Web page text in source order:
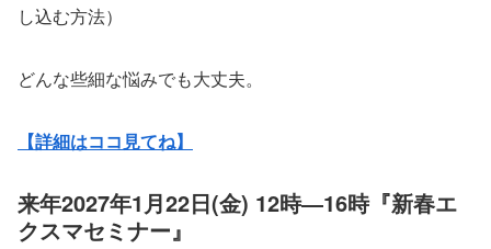
し込む方法）
どんな些細な悩みでも大丈夫。
【詳細はココ見てね】
来年2027年1月22日(金) 12時―16時『新春エ
クスマセミナー』